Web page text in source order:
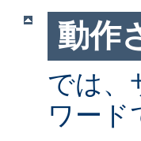
動作
では、
ワード